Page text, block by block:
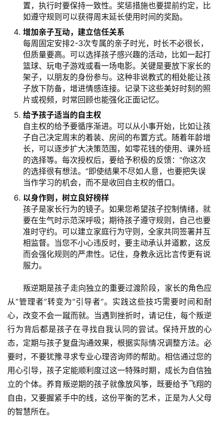
师
生
教
研
中
心
成
长
中
心
置，执行时要保持一致性。奖惩措施也要提前约定，比
如遵守规则可以获得周末延长使用时间的奖励。
增加亲子互动，建立信任关系
每周固定安排2-3次专属的亲子时光，时长不必很长，
但质量要高。可以选择孩子感兴趣的活动，比如一起打
篮球、玩电子游戏或看一场电影。关键是要放下家长的
架子，以朋友的身份参与。这种非说教式的相处能让孩
子放下防备，增进情感连接。记录下这些美好时刻的照
片或视频，时常回顾也能强化正面记忆。
给予孩子适当的自主权
自主权的给予要循序渐进。可以从小事开始，比如让孩
子自己决定周末的着装、房间的布置方式。随着年龄增
长，可以逐步扩大决策范围，如零花钱的使用、课外班
的选择等。每次授权后，要给予积极的反馈：”你这次
的选择很有想法。”即使结果不尽如人意，也要把失误
当作学习的机会，而不是收回自主权的借口。
以身作则，树立良好榜样
孩子是家长行为的镜子。如果您希望孩子控制情绪，就
要在生气时示范深呼吸；期待孩子遵守规则，自己也要
准时守约。可以建立家庭行为守则，全家共同签署并互
相监督。当您不小心违反时，要主动承认并道歉，这反
而会强化规则的严肃性。记住，身教永远比言传更有说
服力。
叛逆期是孩子走向独立的重要过渡阶段，家长的角色应
从”管理者”转变为”引导者”。实践这些技巧需要时间和耐
心，改变不会一蹴而就。当遇到挫折时，请记住，每个叛逆
行为背后都是孩子在寻找自我认同的尝试。保持开放的心
态，定期与孩子复盘沟通效果，根据实际情况调整方法。必
要时，不要犹豫寻求专业心理咨询师的帮助。相信通过您的
用心引导，孩子定能顺利度过这一特殊时期，成长为自信独
立的个体。养育叛逆期的孩子就像放风筝，既要给予飞翔的
自由，又要握紧手中的线，这份平衡的艺术，正是为人父母
的智慧所在。